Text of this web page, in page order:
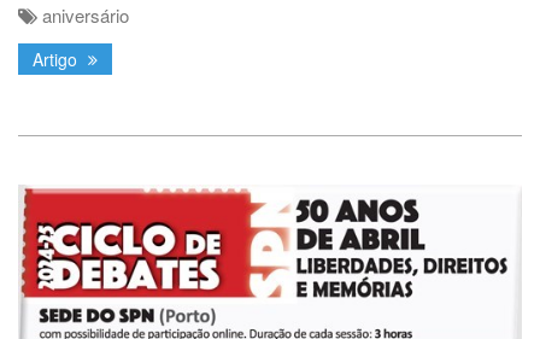
aniversário
Artigo